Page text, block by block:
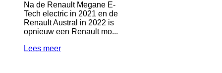
Na de Renault Megane E-
Tech electric in 2021 en de
Renault Austral in 2022 is
opnieuw een Renault mo...
Lees meer